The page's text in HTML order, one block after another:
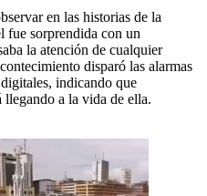
en las historias de la
fue sorprendida con un
la atención de cualquier
disparó las alarmas
indicando que
llegando a la vida de ella.